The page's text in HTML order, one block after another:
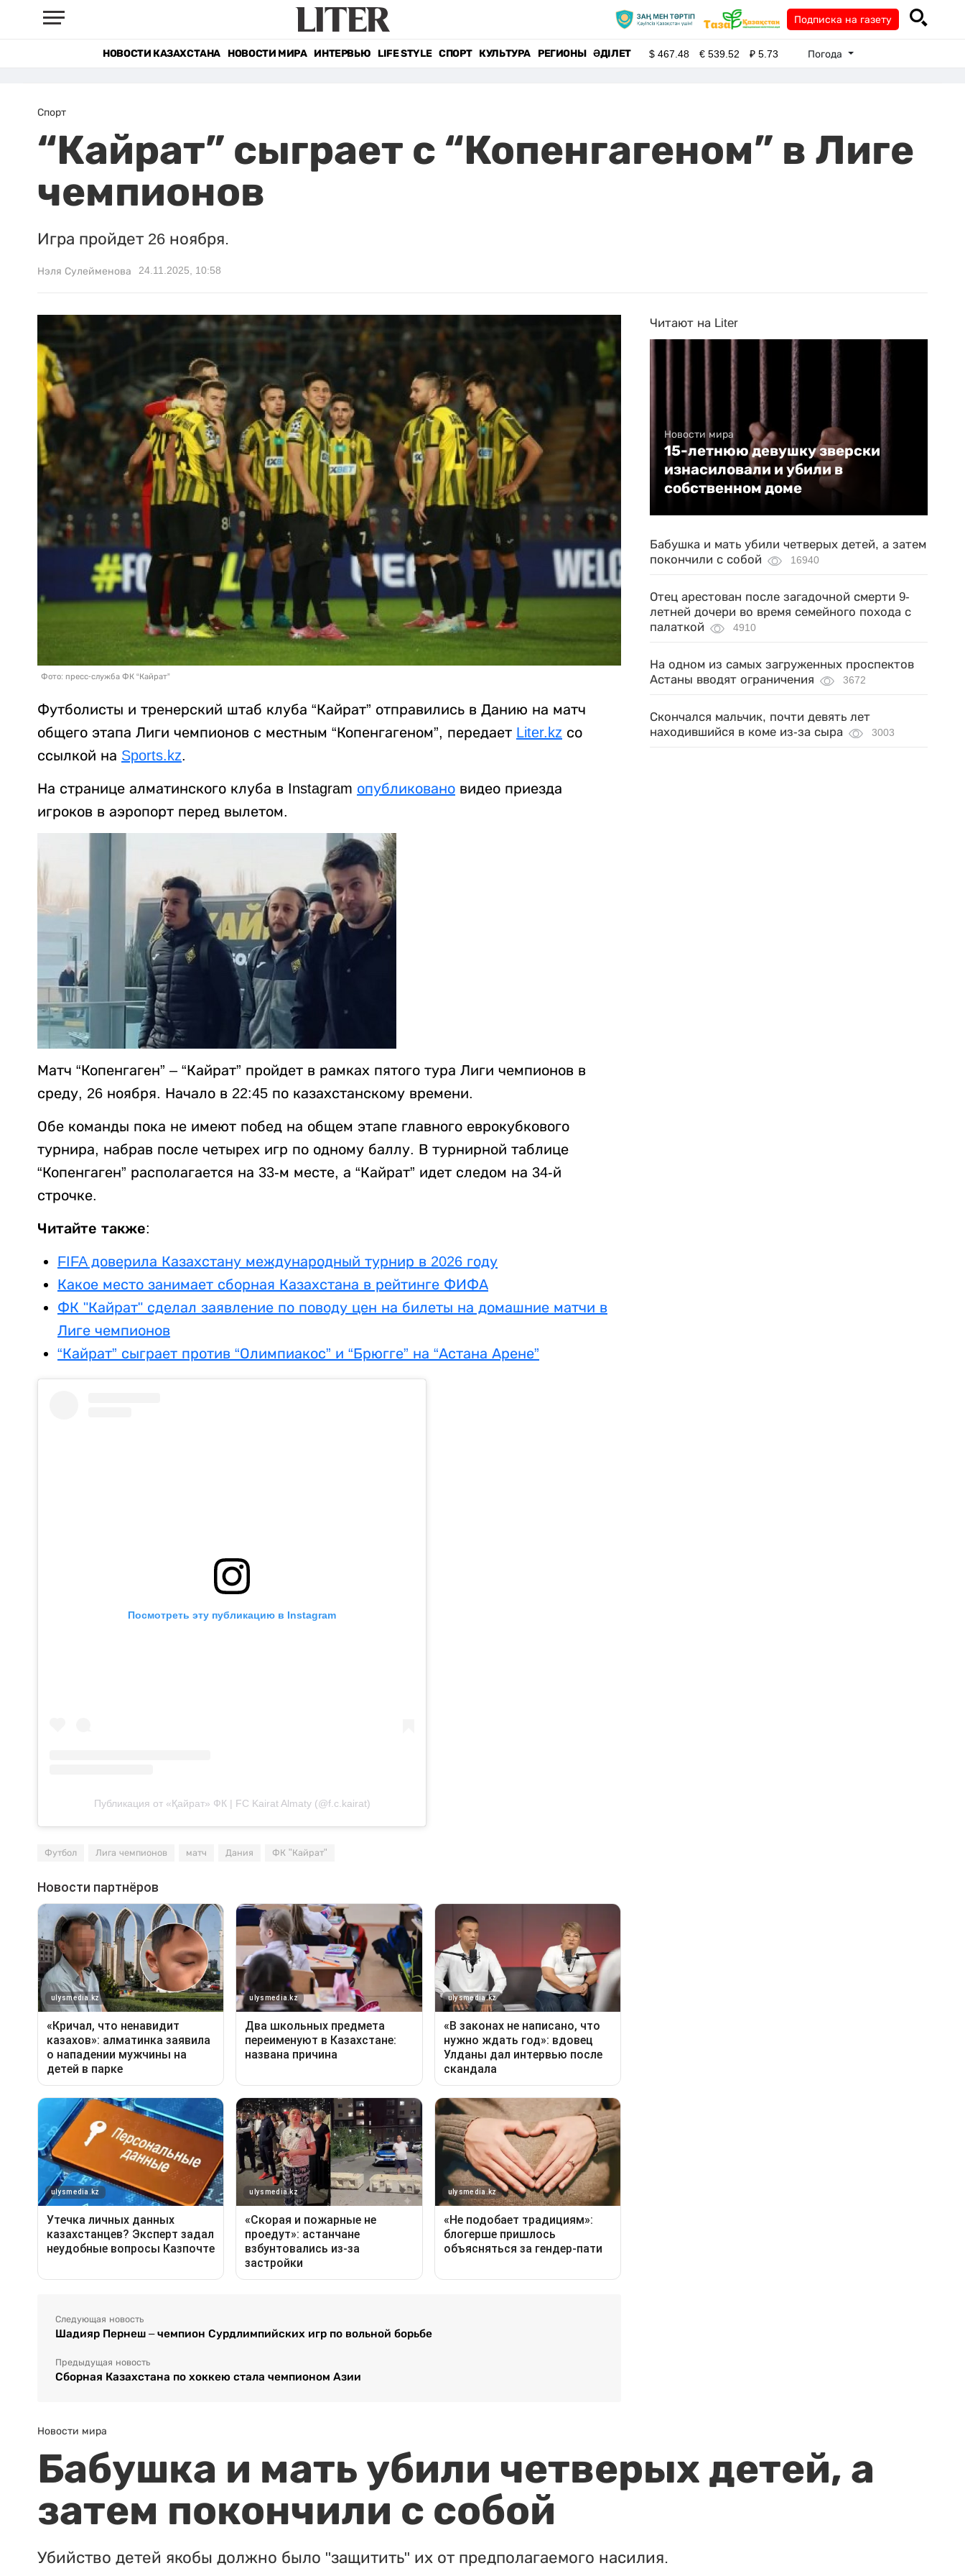
Подписка на газету
НОВОСТИ КАЗАХСТАНА НОВОСТИ МИРА ИНТЕРВЬЮ LIFE STYLE СПОРТ КУЛЬТУРА РЕГИОНЫ ӘДІЛЕТ $467.48 €539.52 ₽5.73 Погода
Спорт
“Кайрат” сыграет с “Копенгагеном” в Лиге
чемпионов
Игра пройдет 26 ноября.
Нэля Сулейменова 24.11.2025, 10:58
Фото: пресс-служба ФК “Кайрат”
Футболисты и тренерский штаб клуба “Кайрат” отправились в Данию на матч
общего этапа Лиги чемпионов с местным “Копенгагеном”, передает Liter.kz со
ссылкой на Sports.kz.
На странице алматинского клуба в Instagram опубликовано видео приезда
игроков в аэропорт перед вылетом.
Матч “Копенгаген” – “Кайрат” пройдет в рамках пятого тура Лиги чемпионов в
среду, 26 ноября. Начало в 22:45 по казахстанскому времени.
Обе команды пока не имеют побед на общем этапе главного еврокубкового
турнира, набрав после четырех игр по одному баллу. В турнирной таблице
“Копенгаген” располагается на 33-м месте, а “Кайрат” идет следом на 34-й
строчке.
Читайте также:
FIFA доверила Казахстану международный турнир в 2026 году
Какое место занимает сборная Казахстана в рейтинге ФИФА
ФК "Кайрат" сделал заявление по поводу цен на билеты на домашние матчи в
Лиге чемпионов
“Кайрат” сыграет против “Олимпиакос” и “Брюгге” на “Астана Арене”
Посмотреть эту публикацию в Instagram
Публикация от «Қайрат» ФК | FC Kairat Almaty (@f.c.kairat)
Футбол Лига чемпионов матч Дания ФК "Кайрат"
Следующая новость
Шадияр Пернеш – чемпион Сурдлимпийских игр по вольной борьбе
Предыдущая новость
Сборная Казахстана по хоккею стала чемпионом Азии
Читают на Liter
Новости мира
15-летнюю девушку зверски
изнасиловали и убили в
собственном доме
Бабушка и мать убили четверых детей, а затем
покончили с собой
16940
Отец арестован после загадочной смерти 9-
летней дочери во время семейного похода с
палаткой
4910
На одном из самых загруженных проспектов
Астаны вводят ограничения
3672
Скончался мальчик, почти девять лет
находившийся в коме из-за сыра
3003
Новости мира
Бабушка и мать убили четверых детей, а
затем покончили с собой
Убийство детей якобы должно было "защитить" их от предполагаемого насилия.